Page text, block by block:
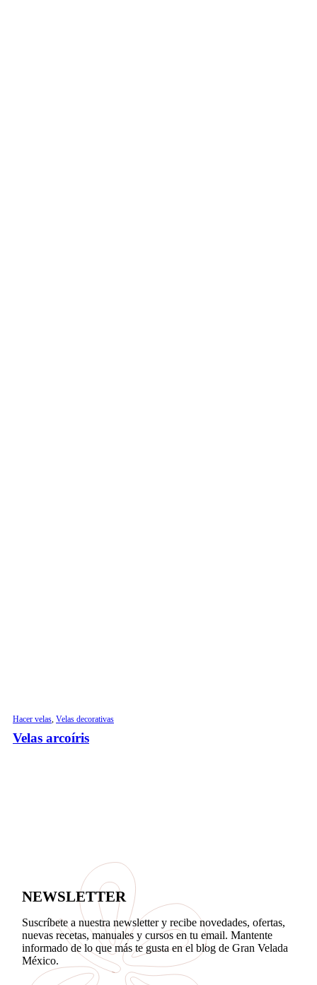
Hacer velas, Velas decorativas
Velas arcoíris
NEWSLETTER
Suscríbete a nuestra newsletter y recibe novedades, ofertas,
nuevas recetas, manuales y cursos en tu email. Mantente
informado de lo que más te gusta en el blog de Gran Velada
México.